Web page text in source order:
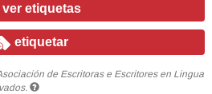
etiquetas
etiquetar
de Escritoras e Escritores en Lingua